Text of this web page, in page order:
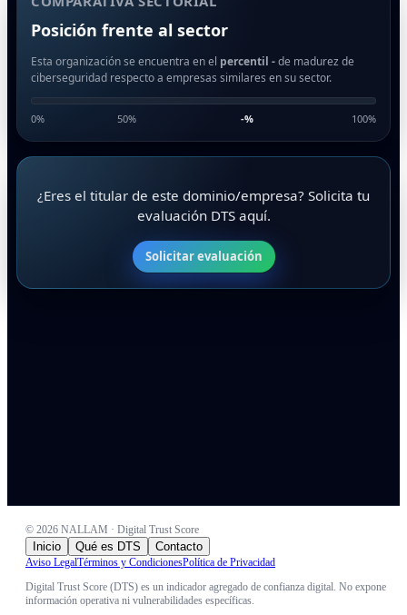
Posición frente al sector
Esta organización se encuentra en el percentil -de madurez de
ciberseguridad respecto a empresas similares en su sector.
0% 50% -% 100%
¿Eres el titular de este dominio/empresa? Solicita tu
evaluación DTS aquí.
Solicitar evaluación
© 2026 NALLAM · Digital Trust Score
Inicio Qué es DTS Contacto
Aviso LegalTérminos y CondicionesPolítica de Privacidad
Digital Trust Score (DTS) es un indicador agregado de confianza digital. No expone
información operativa ni vulnerabilidades específicas.